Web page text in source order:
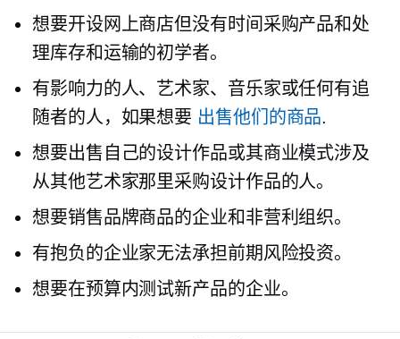
想要开设网上商店但没有时间采购产品和处
理库存和运输的初学者。
有影响力的人、艺术家、音乐家或任何有追
随者的人，如果想要 出售他们的商品.
想要出售自己的设计作品或其商业模式涉及
从其他艺术家那里采购设计作品的人。
想要销售品牌商品的企业和非营利组织。
有抱负的企业家无法承担前期风险投资。
想要在预算内测试新产品的企业。